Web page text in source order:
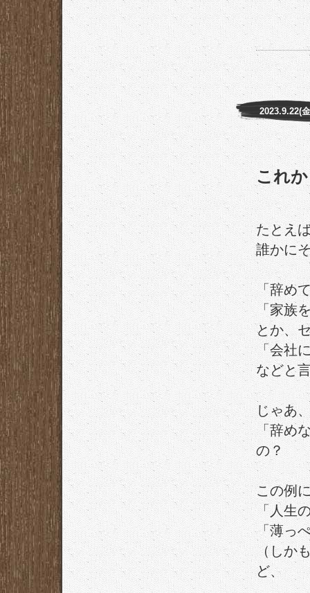
2023.9.22(
これ
たとえ
誰かに
「辞め
「家族
とか、
「会社
などと
じゃあ
「辞め
の？
この例
「人生
「薄っ
（しか
ど、